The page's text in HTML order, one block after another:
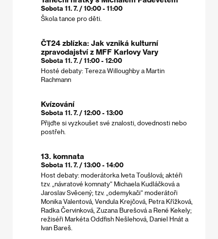
Sobota 11. 7. / 10:00 - 11:00
Škola tance pro děti.
ČT24 zblízka: Jak vzniká kulturní
zpravodajství z MFF Karlovy Vary
Sobota 11. 7. / 11:00 - 12:00
Hosté debaty: Tereza Willoughby a Martin
Rachmann
Kvízování
Sobota 11. 7. / 12:00 - 13:00
Přijďte si vyzkoušet své znalosti, dovednosti nebo
postřeh.
13. komnata
Sobota 11. 7. / 13:00 - 14:00
Host debaty: moderátorka Iveta Toušlová; aktéři
tzv. „návratové komnaty“ Michaela Kudláčková a
Jaroslav Svěcený; tzv. „odemykači“ moderátoři
Monika Valentová, Vendula Krejčová, Petra Křížková,
Radka Červinková, Zuzana Burešová a René Kekely;
režiséři Markéta Oddfish Nešlehová, Daniel Hnát a
Ivan Bareš.